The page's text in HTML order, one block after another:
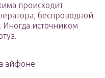
происходит
беспроводной
источником
айфоне